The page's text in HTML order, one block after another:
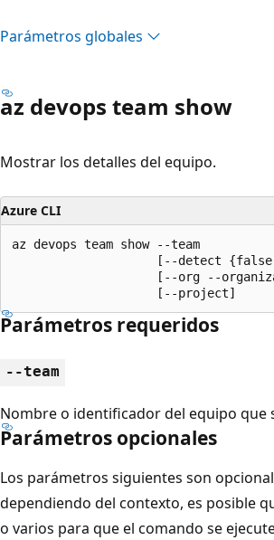
Parámetros globales
az devops team show
Mostrar los detalles del equipo.
Azure CLI
az devops team show --team
[--detect
[--org --
                    [--project]
Parámetros requeridos
--team
Nombre o identificador del equipo que
Parámetros opcionales
Los parámetros siguientes son
dependiendo del contexto, es posible
o varios para que el comando se